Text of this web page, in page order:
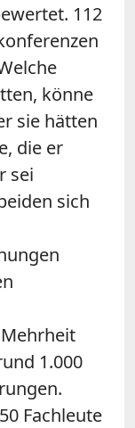
112
könne
sie hätten
die er
sei
sich
1.000
Fachleute